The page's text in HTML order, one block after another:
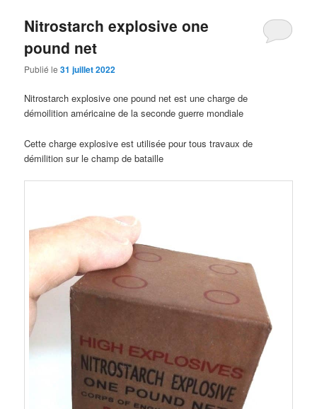
Nitrostarch explosive one
pound net
Publié le31 juillet 2022
Nitrostarch explosive one pound net est une charge de
démoilition américaine de la seconde guerre mondiale
Cette charge explosive est utilisée pour tous travaux de
démilition sur le champ de bataille